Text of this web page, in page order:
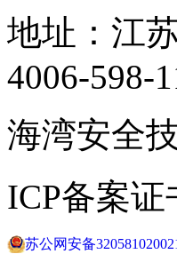
地址：江
4006-598-
海湾安全
ICP备案证
苏公网安备